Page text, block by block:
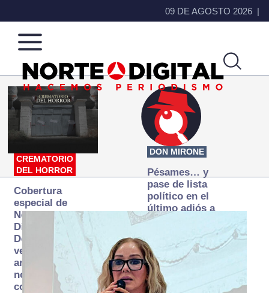
09 DE AGOSTO 2026
Norte
de
Ciudad
Más
que
noticias,
hacemos periodismo
CREMATORIO
DEL HORROR
Cobertura
especial de
Norte
Digital:
Donde la
verdad
arde… pero
no se
consume
DON MIRONE
Pésames… y
pase de lista
político en el
último adiós a
Papá Grande